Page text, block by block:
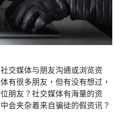
交媒体与朋友沟通或浏览资
有很多朋友，但有没有想过，
朋友？社交媒体有海量的资
会夹杂着来自骗徒的假资讯？